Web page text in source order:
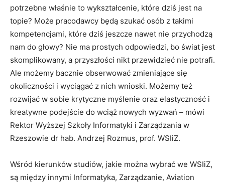
potrzebne właśnie to wykształcenie, które dziś jest na
topie? Może pracodawcy będą szukać osób z takimi
kompetencjami, które dziś jeszcze nawet nie przychodzą
nam do głowy? Nie ma prostych odpowiedzi, bo świat jest
skomplikowany, a przyszłości nikt przewidzieć nie potrafi.
Ale możemy bacznie obserwować zmieniające się
okoliczności i wyciągać z nich wnioski. Możemy też
rozwijać w sobie krytyczne myślenie oraz elastyczność i
kreatywne podejście do wciąż nowych wyzwań – mówi
Rektor Wyższej Szkoły Informatyki i Zarządzania w
Rzeszowie dr hab. Andrzej Rozmus, prof. WSIiZ.
Wśród kierunków studiów, jakie można wybrać we WSIiZ,
są między innymi Informatyka, Zarządzanie, Aviation